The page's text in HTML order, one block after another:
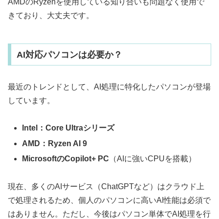
きており、大丈夫です。
AI対応パソコンは必要か？
最近のトレンドとして、AI処理に特化したパソコンが登場
しています。
Intel：Core Ultraシリーズ
AMD：Ryzen AI 9
MicrosoftのCopilot+ PC （AIに強いCPUを搭載）
現在、多くのAIサービス（ChatGPTなど）はクラウド上
で処理されるため、個人のパソコンに高いAI性能は必須で
はありません。ただし、今後はパソコン単体でAI処理を行